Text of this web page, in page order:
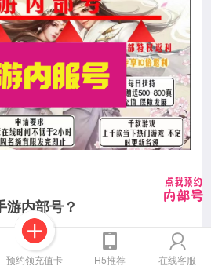
预约领充值卡 H5推荐 在线客服
游内部号？
真正的内部号的，内部号怎